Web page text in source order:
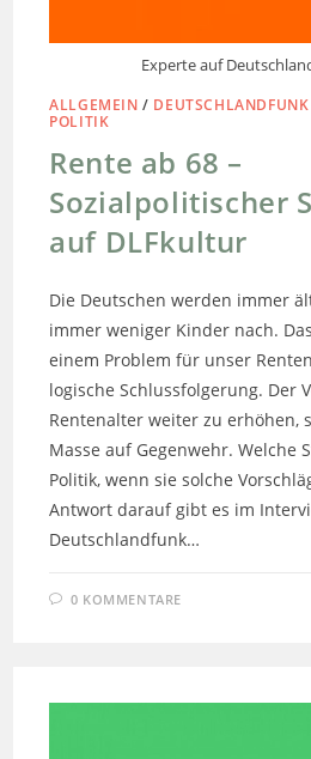
Experte auf
ALLGEMEIN /
POLITIK
Rente ab 68 –
Sozialpolitischer
auf DLFkultur
Die Deutschen werden immer
immer weniger Kinder nach.
einem Problem für unser
logische Schlussfolgerung. Der
Rentenalter weiter zu erhöhen,
Masse auf Gegenwehr. Welche
Politik, wenn sie solche
Antwort darauf gibt es im
Deutschlandfunk…
0 KOMMENTARE